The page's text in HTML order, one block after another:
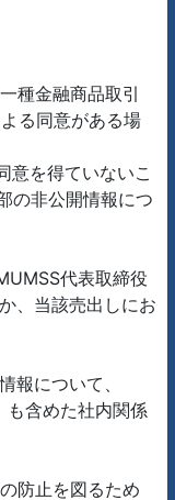
種金融商品取引
る同意がある場
意を得ていないこ
の非公開情報につ
代表取締役
、当該売出しにお
報について、
も含めた社内関係
防止を図るため